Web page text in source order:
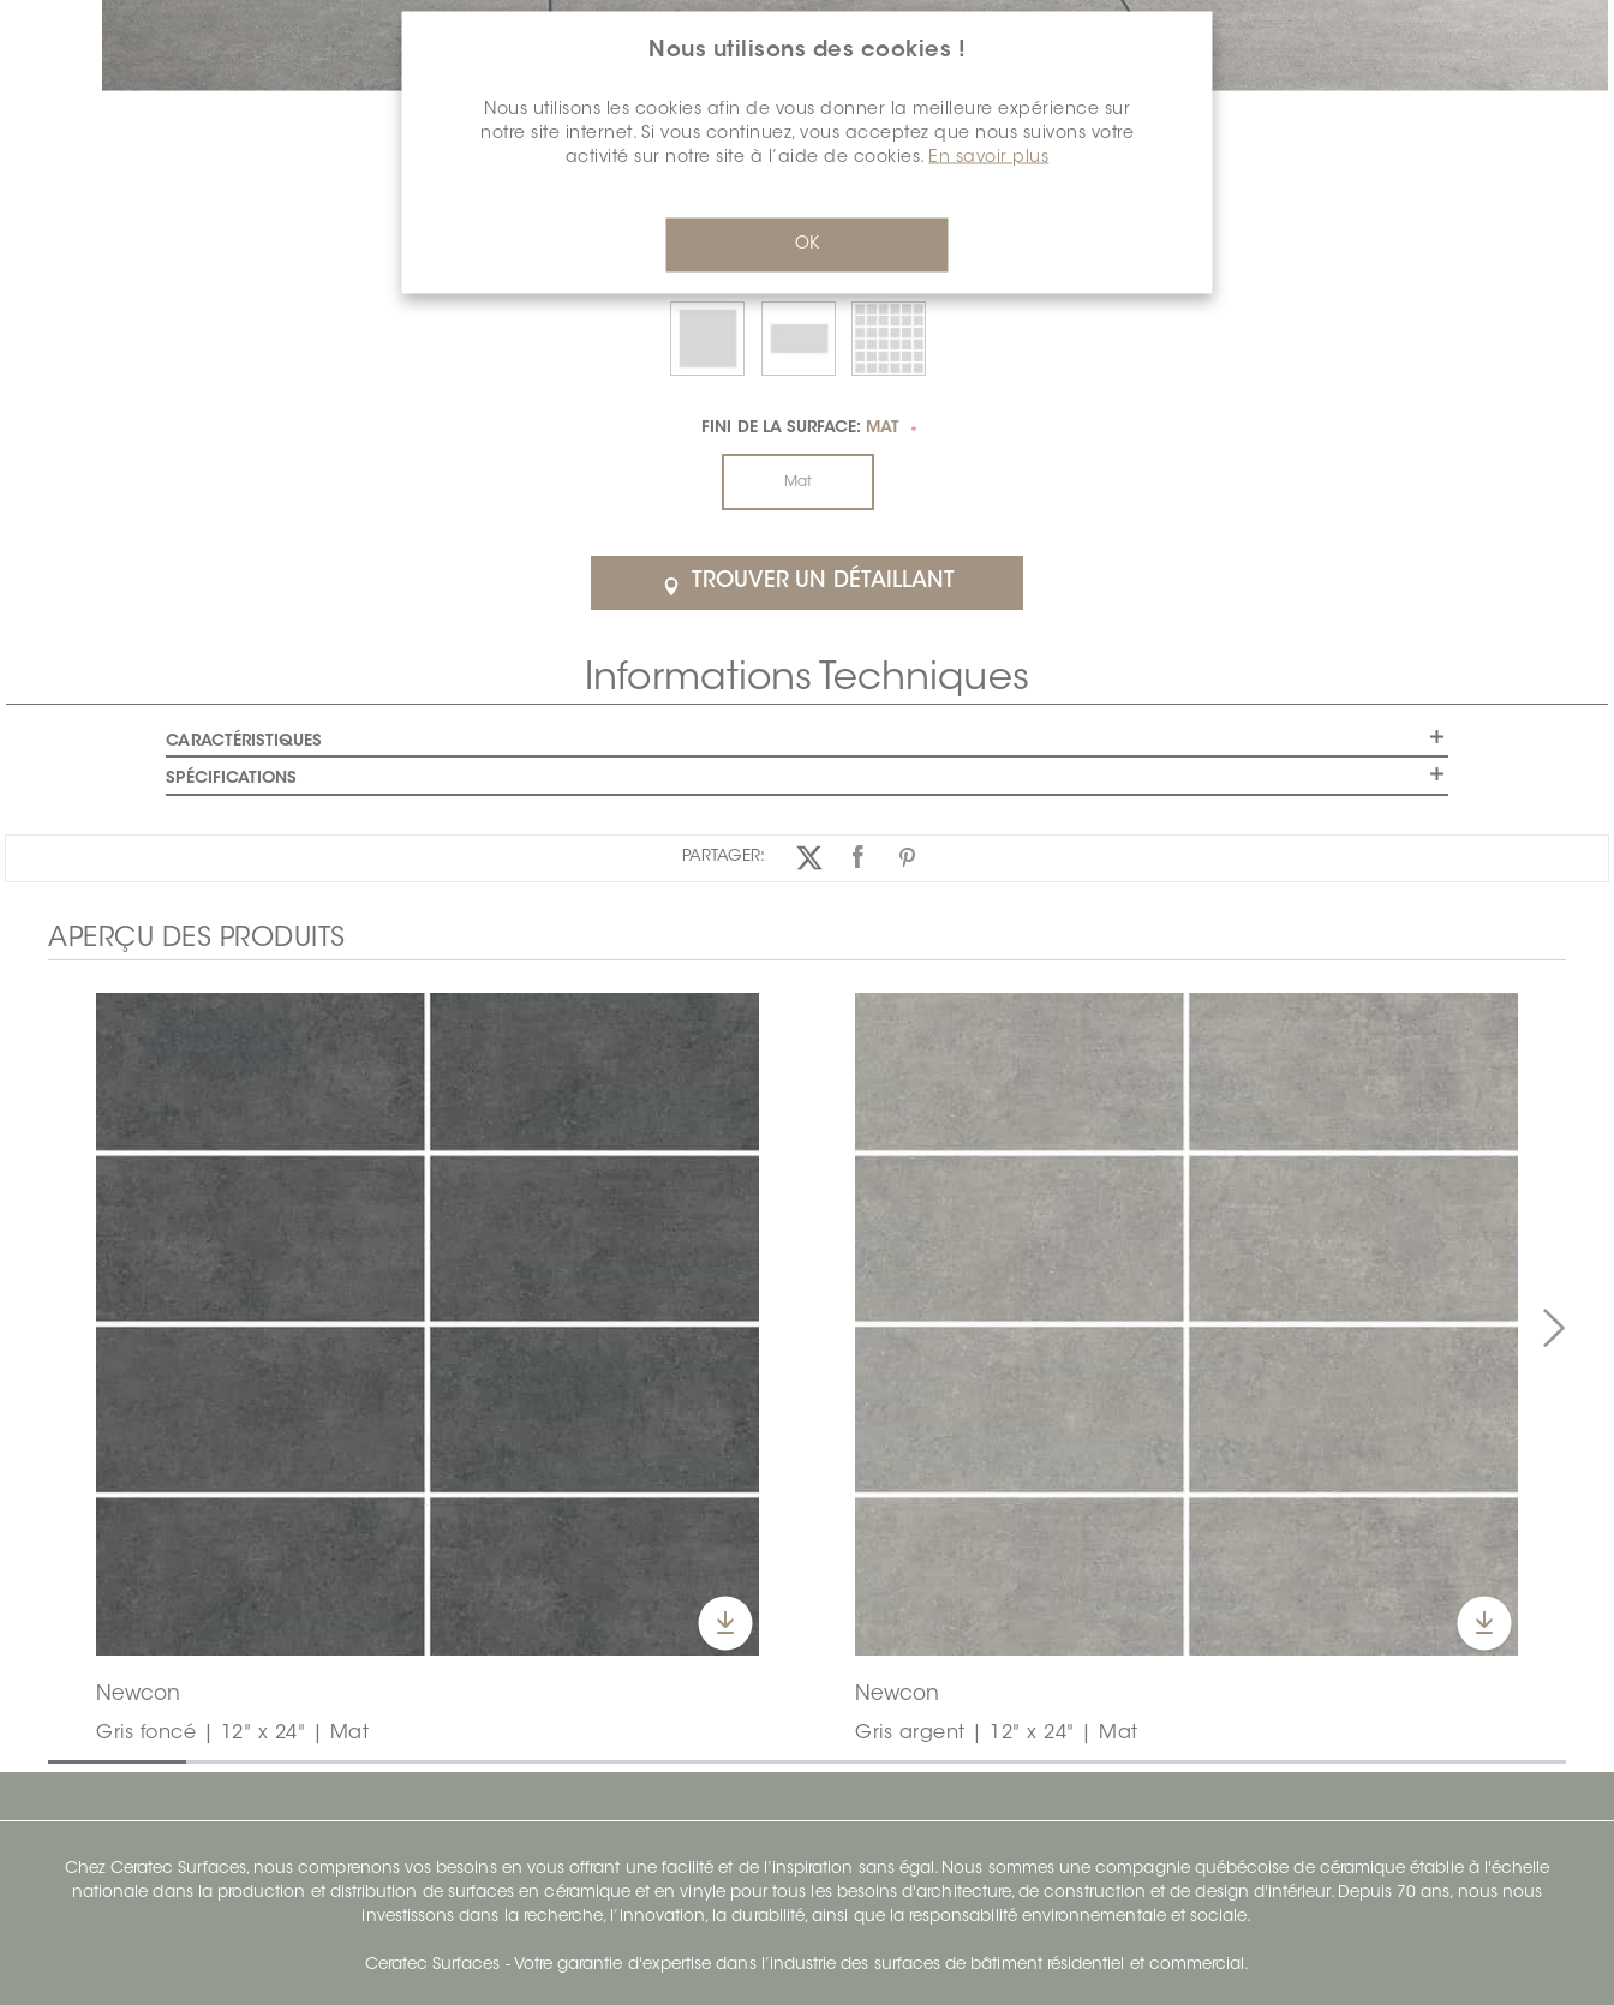
Nous utilisons des cookies !
Nous utilisons les cookies afin de vous donner la meilleure expérience sur
notre site internet. Si vous continuez, vous acceptez que nous suivons votre
activité sur notre site à l’aide de cookies. En savoir plus
OK
COULEUR: *
SÉLECTIONNEZ UNEDIMENSION:
FINI DE LA SURFACE: MAT *
Mat
TROUVER UN DÉTAILLANT
Informations Techniques
CARACTÉRISTIQUES
SPÉCIFICATIONS
PARTAGER:
APERÇU DES PRODUITS
Newcon
Gris foncé | 12" x 24" | Mat
Newcon
Gris argent | 12" x 24" | Mat
Chez Ceratec Surfaces, nous comprenons vos besoins en vous offrant une facilité et de l’inspiration sans égal. Nous sommes une compagnie québécoise de céramique établie à l'échelle
nationale dans la production et distribution de surfaces en céramique et en vinyle pour tous les besoins d'architecture, de construction et de design d'intérieur. Depuis 70 ans, nous nous
investissons dans la recherche, l’innovation, la durabilité, ainsi que la responsabilité environnementale et sociale.
Ceratec Surfaces - Votre garantie d'expertise dans l’industrie des surfaces de bâtiment résidentiel et commercial.